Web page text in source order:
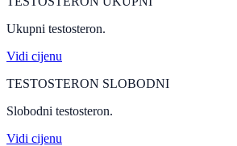
Ukupni testosteron.
Vidi cijenu
TESTOSTERON SLOBODNI
Slobodni testosteron.
Vidi cijenu